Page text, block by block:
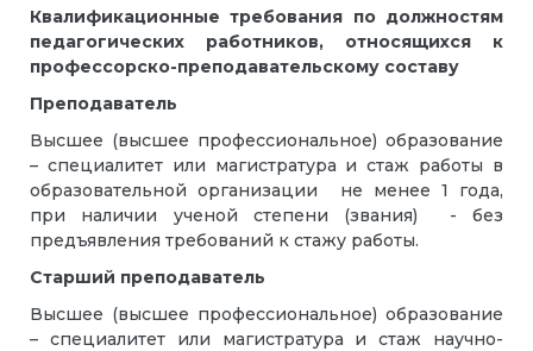
Квалификационные требования по должностям
педагогических работников, относящихся к
профессорско-преподавательскому составу
Преподаватель
Высшее (высшее профессиональное) образование
– специалитет или магистратура и стаж работы в
образовательной организации не менее 1 года,
при наличии ученой степени (звания) - без
предъявления требований к стажу работы.
Старший преподаватель
Высшее (высшее профессиональное) образование
– специалитет или магистратура и стаж научно-